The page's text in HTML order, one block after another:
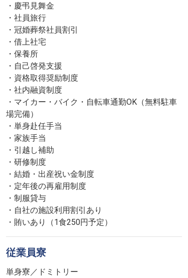
・慶弔見舞金
・社員旅行
・冠婚葬祭社員割引
・借上社宅
・保養所
・自己啓発支援
・資格取得奨励制度
・社内融資制度
・マイカー・バイク・自転車通勤OK（無料駐車
場完備）
・単身赴任手当
・家族手当
・引越し補助
・研修制度
・結婚・出産祝い金制度
・定年後の再雇用制度
・制服貸与
・自社の施設利用割引あり
・賄いあり（1食250円予定）
従業員寮
単身寮／ドミトリー